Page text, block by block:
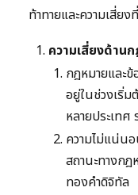
ท้าทายและความเสี่
ความเสี่ยงด้าน
กฎหมายและ
อยู่ในช่วงเริ่
หลายประเทศ
ความไม่แน่น
สถานะทางกฎ
ทองคำดิจิทัล